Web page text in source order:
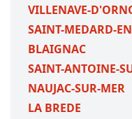
VILLENAVE-
SAINT-MEDARD-
BLAIGNAC
SAINT-ANTOINE-
NAUJAC-SUR-MER
LA BREDE